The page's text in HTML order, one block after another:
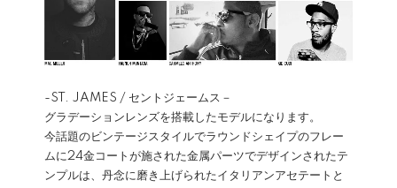
-ST. JAMES / セントジェームス－
グラデーションレンズを搭載したモデルになります。
今話題のビンテージスタイルでラウンドシェイプのフレー
ムに24金コートが施された金属パーツでデザインされたテ
ンプルは、丹念に磨き上げられたイタリアンアセテートと